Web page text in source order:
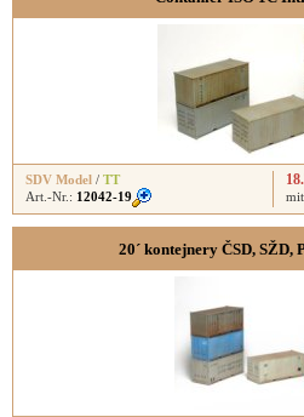
SDV Model / TT
Art.-Nr.: 12042-19
20´ kontejnery ČSD, SŽD,